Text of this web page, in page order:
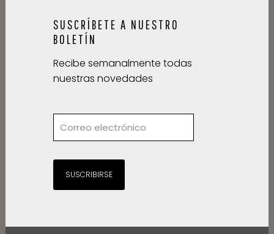
SUSCRÍBETE A NUESTRO
BOLETÍN
Recibe semanalmente todas
nuestras novedades
SUSCRIBIRSE